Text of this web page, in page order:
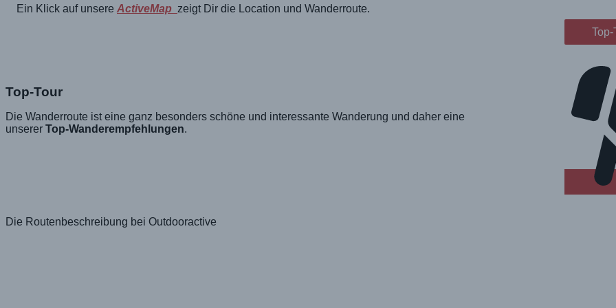
Ein Klick auf unsere ActiveMap zeigt Dir die Location und Wanderroute.
Top-Tour
Die Wanderroute ist eine ganz besonders schöne und interessante Wanderung und daher eine
unserer Top-Wanderempfehlungen.
Top-
Die Routenbeschreibung bei Outdooractive